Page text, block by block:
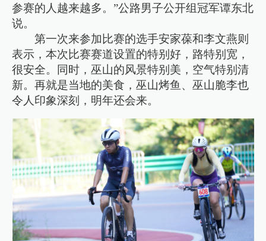
参赛的人越来越多。”公路男子公开组冠军谭东北
说。
第一次来参加比赛的选手安家葆和李文燕则
表示，本次比赛赛道设置的特别好，路特别宽，
很安全。同时，巫山的风景特别美，空气特别清
新。再就是当地的美食，巫山烤鱼、巫山脆李也
令人印象深刻，明年还会来。